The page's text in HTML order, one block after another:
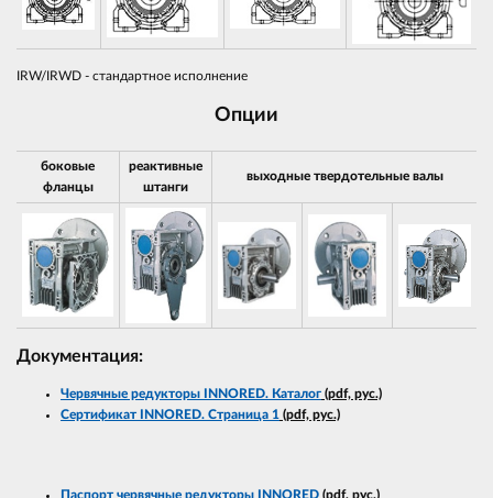
IRW/IRWD - стандартное исполнение
Опции
боковые
фланцы
реактивные
штанги
выходные твердотельные валы
Документация:
Червячные редукторы INNORED. Каталог (pdf, рус.)
Сертификат INNORED. Страница 1 (pdf, рус.)
Паспорт червячные редукторы INNORED (pdf, рус.)